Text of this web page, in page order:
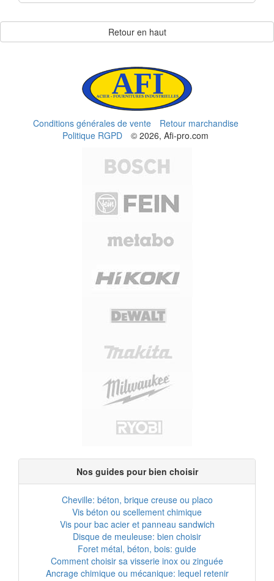
Retour en haut
Conditions générales de vente
Retour marchandise
Politique RGPD
© 2026, Afi-pro.com
Nos guides pour bien choisir
Cheville: béton, brique creuse ou placo
Vis béton ou scellement chimique
Vis pour bac acier et panneau sandwich
Disque de meuleuse: bien choisir
Foret métal, béton, bois: guide
Comment choisir sa visserie inox ou zinguée
Ancrage chimique ou mécanique: lequel retenir